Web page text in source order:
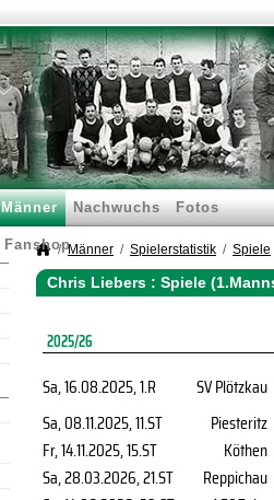
Männer Nachwuchs Fotos
FanshopMänner Spielerstatistik Spiele
Chris Liebers : Spiele
2025/26
Sa, 16.08.2025, 1.R SV Plötzkau
Sa, 08.11.2025, 11.ST Piesteritz
Fr, 14.11.2025, 15.ST Köthen
Sa, 28.03.2026, 21.ST Reppichau